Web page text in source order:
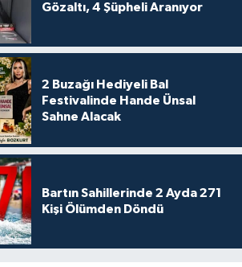
Gözaltı, 4 Şüpheli Aranıyor
2 Buzağı Hediyeli Bal
Festivalinde Hande Ünsal
Sahne Alacak
Bartın Sahillerinde 2 Ayda 271
Kişi Ölümden Döndü